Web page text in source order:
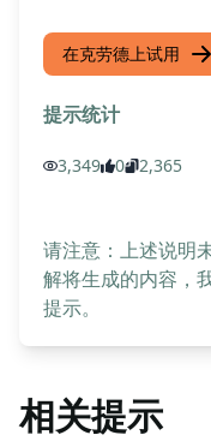
在克劳德上试用
提示统计
3,349 0 2,365
请注意：上述说明
解将生成的内容，
提示。
相关提示